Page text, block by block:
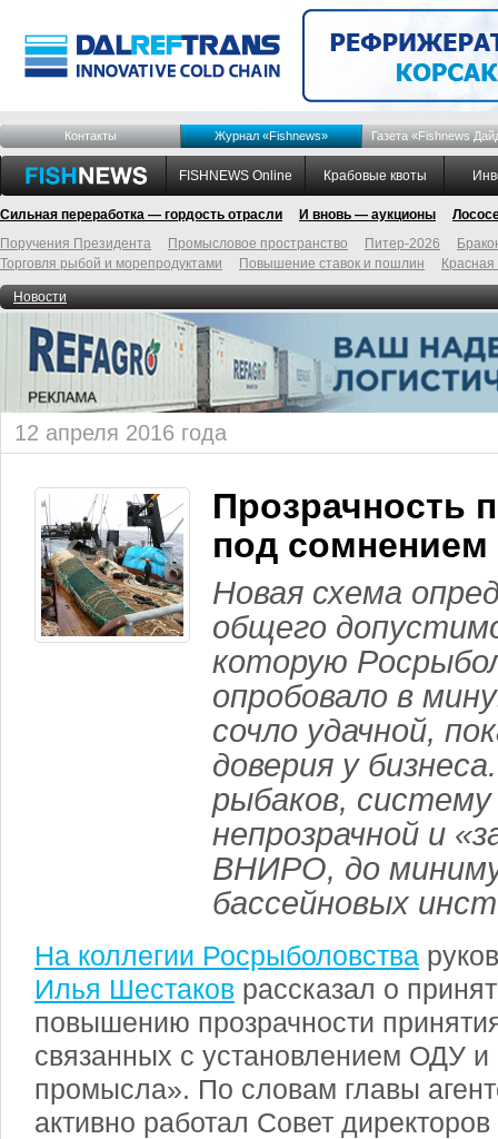
Контакты Журнал «Fishnews» Газета «Fishnews
FISHNEWS Online Крабовые квоты
Сильная переработка — гордость отрасли И вновь — аукционы
Поручения Президента
Промысловое пространство Питер-2026
Торговля рыбой и морепродуктами
Повышение ставок и пошлин
Новости
12 апреля 2016 года
Прозрачность
под сомнением
Новая схема
общего
которую
опробовало в
сочло удачной,
доверия у
рыбаков, систему
непрозрачной и
ВНИРО, до
бассейновых
На коллегии Росрыболовства
Илья Шестаков рассказал о
повышению прозрачности
связанных с установлением ОДУ и
промысла». По словам главы
активно работал Совет директоров